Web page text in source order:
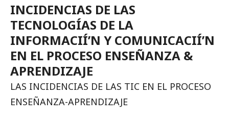
INCIDENCIAS DE LAS
TECNOLOGÍAS DE LA
INFORMACIÍ’N Y COMUNICACIÍ’N
EN EL PROCESO ENSEÑANZA &
APRENDIZAJE
LAS INCIDENCIAS DE LAS TIC EN EL PROCESO
ENSEÑANZA-APRENDIZAJE